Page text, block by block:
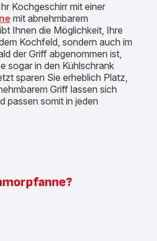
Kochgeschirr mit einer
mit abnehmbarem
Ihnen die Möglichkeit, Ihre
Kochfeld, sondern auch im
der Griff abgenommen ist,
sogar in den Kühlschrank
sparen Sie erheblich Platz,
Griff lassen sich
passen somit in jeden